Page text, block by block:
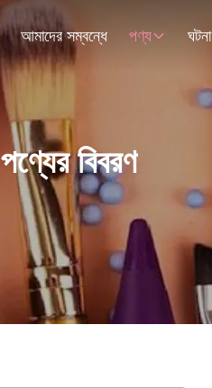
আমাদের সম্বন্ধে পণ্য ঘটনা
পণ্যের বিবরণ